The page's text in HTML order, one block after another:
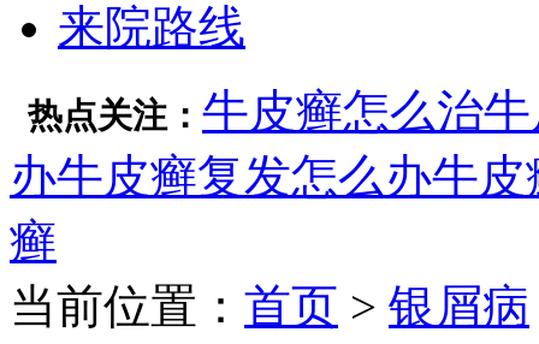
来院路线
热点关注： 牛皮癣怎么治
办牛皮癣复发怎么办牛皮
癣
当前位置： 首页 > 银屑病